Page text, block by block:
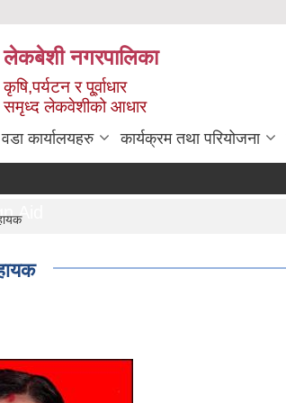
लेकबेशी नगरपालिका
कृषि,पर्यटन र पू्र्वाधार
समृध्द लेकवेशीको आधार
वडा कार्यालयहरु कार्यक्रम तथा परियोजना
Aid